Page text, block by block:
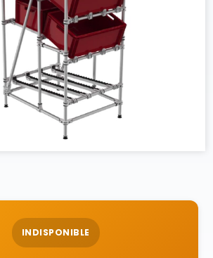
INDISPONIBLE